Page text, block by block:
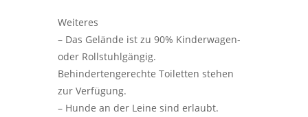
Weiteres
– Das Gelände ist zu 90% Kinderwagen-
oder Rollstuhlgängig.
Behindertengerechte Toiletten stehen
zur Verfügung.
– Hunde an der Leine sind erlaubt.